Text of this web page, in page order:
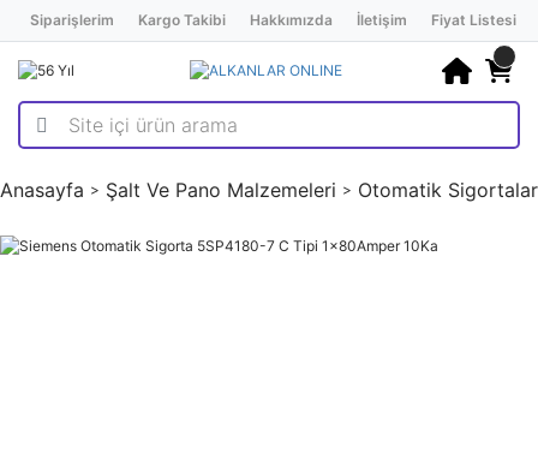
Siparişlerim Kargo Takibi Hakkımızda İletişim Fiyat Listesi
Anasayfa Şalt Ve Pano Malzemeleri Otomatik Sigortalar